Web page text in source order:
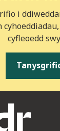
i
cyfleoedd